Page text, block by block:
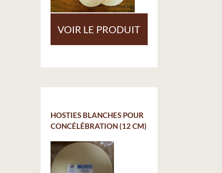
VOIR LE PRODUIT
HOSTIES BLANCHES POUR
CONCÉLÉBRATION (12 CM)